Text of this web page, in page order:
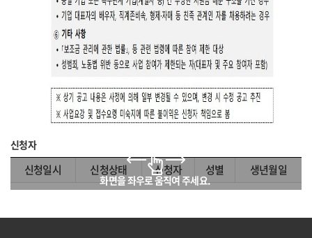
신청자
신청일시 신청상태 신청자 성별 생년월일